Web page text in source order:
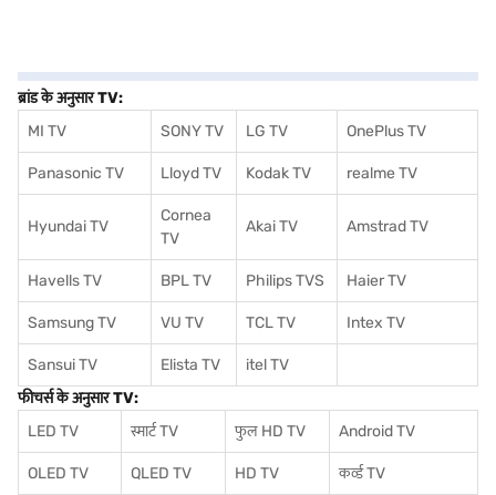
ब्रांड के अनुसार TV:
MI TV
SONY TV LG TV OnePlus TV
Panasonic TV Lloyd TV Kodak TV realme TV
Hyundai TV
Cornea
TV
Akai TV Amstrad TV
Havells TV BPL TV Philips TVS Haier TV
Samsung TV VU TV TCL TV Intex TV
Sansui TV Elista TV
itel TV
फीचर्स के अनुसार TV:
LED TV
स्मार्ट TV फुल HD TV Android TV
OLED TV QLED TV HD TV
कर्व्ड TV